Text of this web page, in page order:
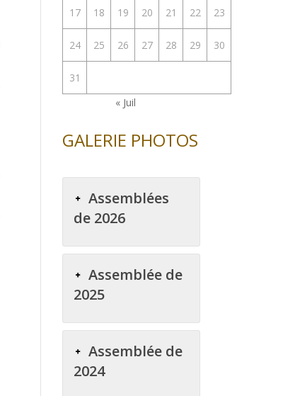
17 18 19 20 21 22 23
24 25 26 27 28 29 30
31
« Juil
GALERIE PHOTOS
Assemblées
de 2026
Assemblée de
2025
Assemblée de
2024